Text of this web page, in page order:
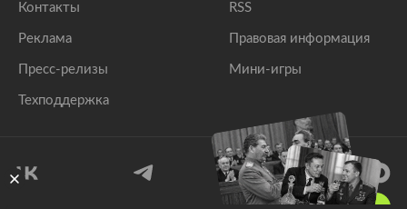
Контакты
Реклама
Пресс-релизы
Техподдержка
RSS
Правовая информация
Мини-игры